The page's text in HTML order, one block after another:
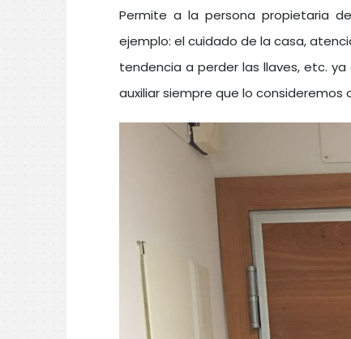
Permite a la persona propietaria
ejemplo: el cuidado de la casa,
tendencia a perder las llaves, etc.
auxiliar siempre que lo consideremos